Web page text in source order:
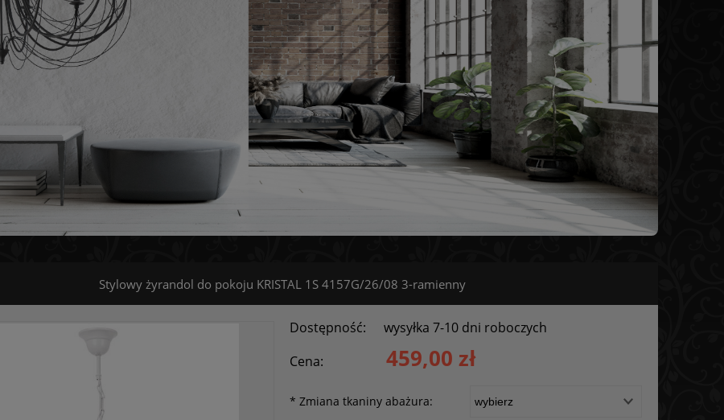
Stylowy żyrandol do pokoju KRISTAL 1S 4157G/26/08 3-ramienny
Dostępność:
wysyłka 7-10 dni roboczych
Cena:
459,00 zł
* Zmiana tkaniny abażura: